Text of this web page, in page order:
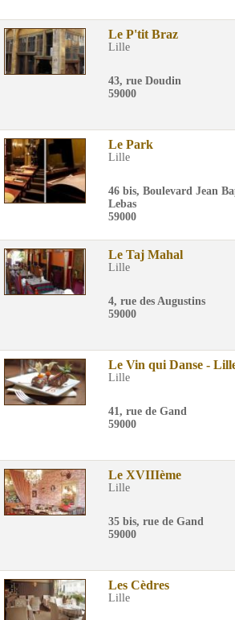
Le P'tit Braz
Lille
43, rue Doudin
59000
Le Park
Lille
46 bis, Boulevard Jean
Lebas
59000
Le Taj Mahal
Lille
4, rue des Augustins
59000
Le Vin qui Danse -
Lille
41, rue de Gand
59000
Le XVIIIème
Lille
35 bis, rue de Gand
59000
Les Cèdres
Lille